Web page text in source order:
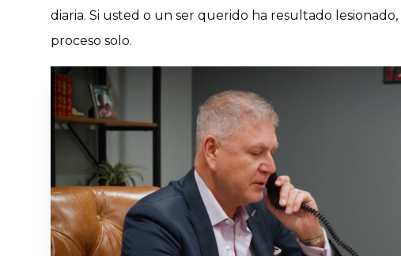
diaria. Si usted o un ser querido ha resultado
proceso solo.